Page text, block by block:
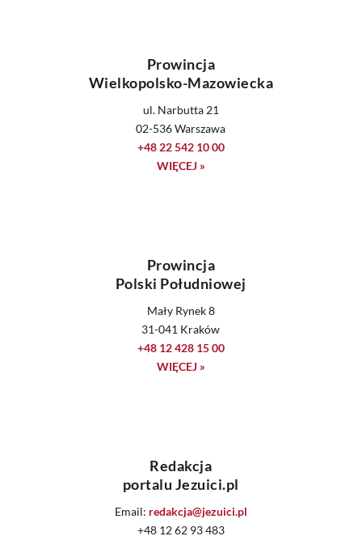
Prowincja
Wielkopolsko-Mazowiecka
ul. Narbutta 21
02-536 Warszawa
+48 22 542 10 00
WIĘCEJ »
Prowincja
Polski Południowej
Mały Rynek 8
31-041 Kraków
+48 12 428 15 00
WIĘCEJ »
Redakcja
portalu Jezuici.pl
Email: redakcja@jezuici.pl
+48 12 62 93 483